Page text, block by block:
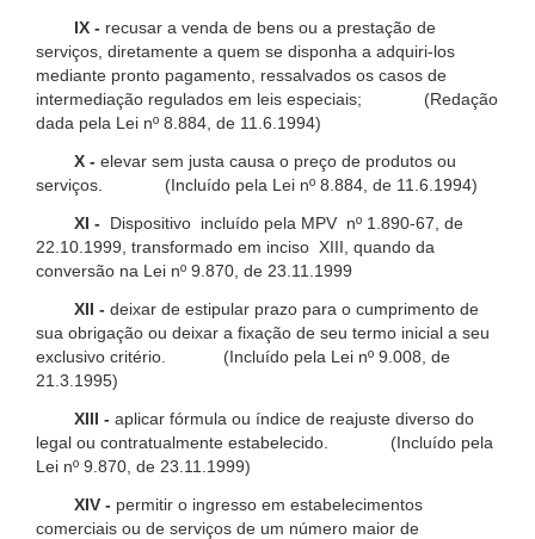
IX - recusar a venda de bens ou a prestação de
serviços, diretamente a quem se disponha a adquiri-los
mediante pronto pagamento, ressalvados os casos de
intermediação regulados em leis especiais; (Redação
dada pela Lei nº 8.884, de 11.6.1994)
X - elevar sem justa causa o preço de produtos ou
serviços. (Incluído pela Lei nº 8.884, de 11.6.1994)
XI -
Dispositivo incluído pela MPV nº 1.890-67, de
22.10.1999, transformado em inciso XIII, quando da
conversão na Lei nº 9.870, de 23.11.1999
XII - deixar de estipular prazo para o cumprimento de
sua obrigação ou deixar a fixação de seu termo inicial a seu
exclusivo critério. (Incluído pela Lei nº 9.008, de
21.3.1995)
XIII - aplicar fórmula ou índice de reajuste diverso do
legal ou contratualmente estabelecido. (Incluído pela
Lei nº 9.870, de 23.11.1999)
XIV - permitir o ingresso em estabelecimentos
comerciais ou de serviços de um número maior de